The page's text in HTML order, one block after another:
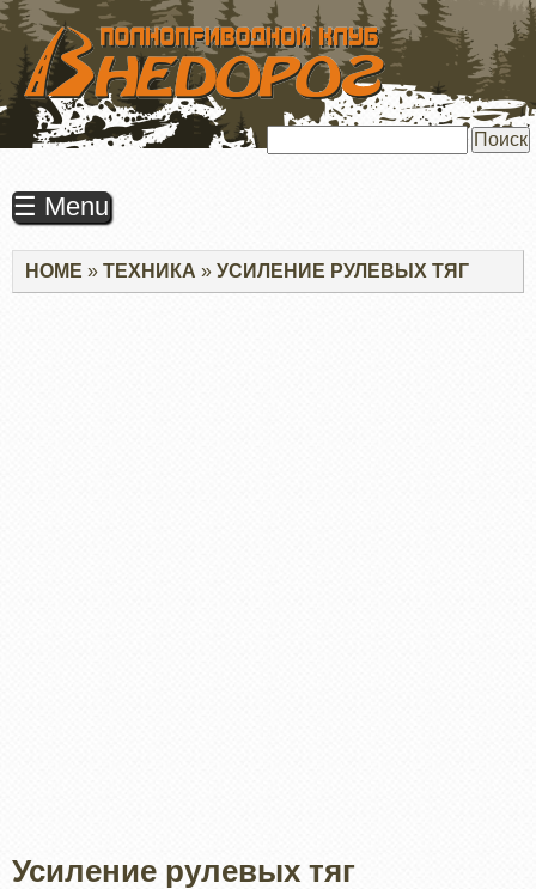
ПЕРЕЙТИ
ОСНОВНОМУ
СОДЕРЖАНИЮ
☰ Menu
Строка
навигации
HOME ТЕХНИКА УСИЛЕНИЕ РУЛЕВЫХ ТЯГ
Усиление рулевых тяг